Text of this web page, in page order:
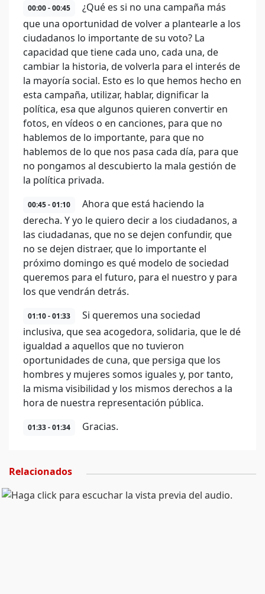
00:00 - 00:45
¿Qué es si no una campaña más
que una oportunidad de volver a plantearle a los
ciudadanos lo importante de su voto? La
capacidad que tiene cada uno, cada una, de
cambiar la historia, de volverla para el interés de
la mayoría social. Esto es lo que hemos hecho en
esta campaña, utilizar, hablar, dignificar la
política, esa que algunos quieren convertir en
fotos, en vídeos o en canciones, para que no
hablemos de lo importante, para que no
hablemos de lo que nos pasa cada día, para que
no pongamos al descubierto la mala gestión de
la política privada.
00:45 - 01:10
Ahora que está haciendo la
derecha. Y yo le quiero decir a los ciudadanos, a
las ciudadanas, que no se dejen confundir, que
no se dejen distraer, que lo importante el
próximo domingo es qué modelo de sociedad
queremos para el futuro, para el nuestro y para
los que vendrán detrás.
01:10 - 01:33
Si queremos una sociedad
inclusiva, que sea acogedora, solidaria, que le dé
igualdad a aquellos que no tuvieron
oportunidades de cuna, que persiga que los
hombres y mujeres somos iguales y, por tanto,
la misma visibilidad y los mismos derechos a la
hora de nuestra representación pública.
01:33 - 01:34 Gracias.
Relacionados